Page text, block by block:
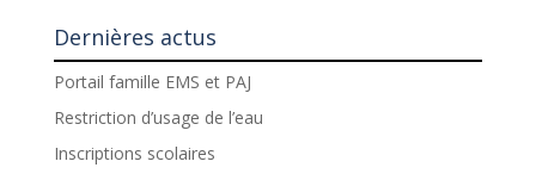
Dernières actus
Portail famille EMS et PAJ
Restriction d’usage de l’eau
Inscriptions scolaires